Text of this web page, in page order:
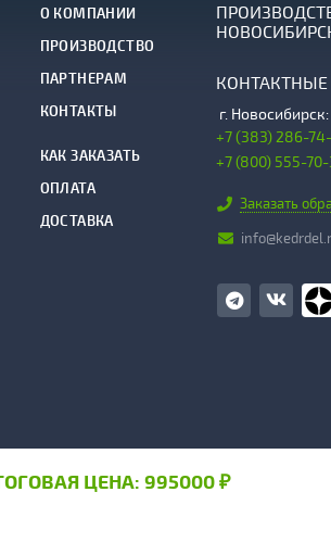
ЦЕНА: 995000₽
О КОМПАНИИ
ПРОИЗВОДСТВО
ПАРТНЕРАМ
КОНТАКТЫ
КАК ЗАКАЗАТЬ
ОПЛАТА
ДОСТАВКА
г. Новосибирск:
+7 (383) 286-
+7 (800) 555-
Заказать
«ДревСтрой»)
сайтом